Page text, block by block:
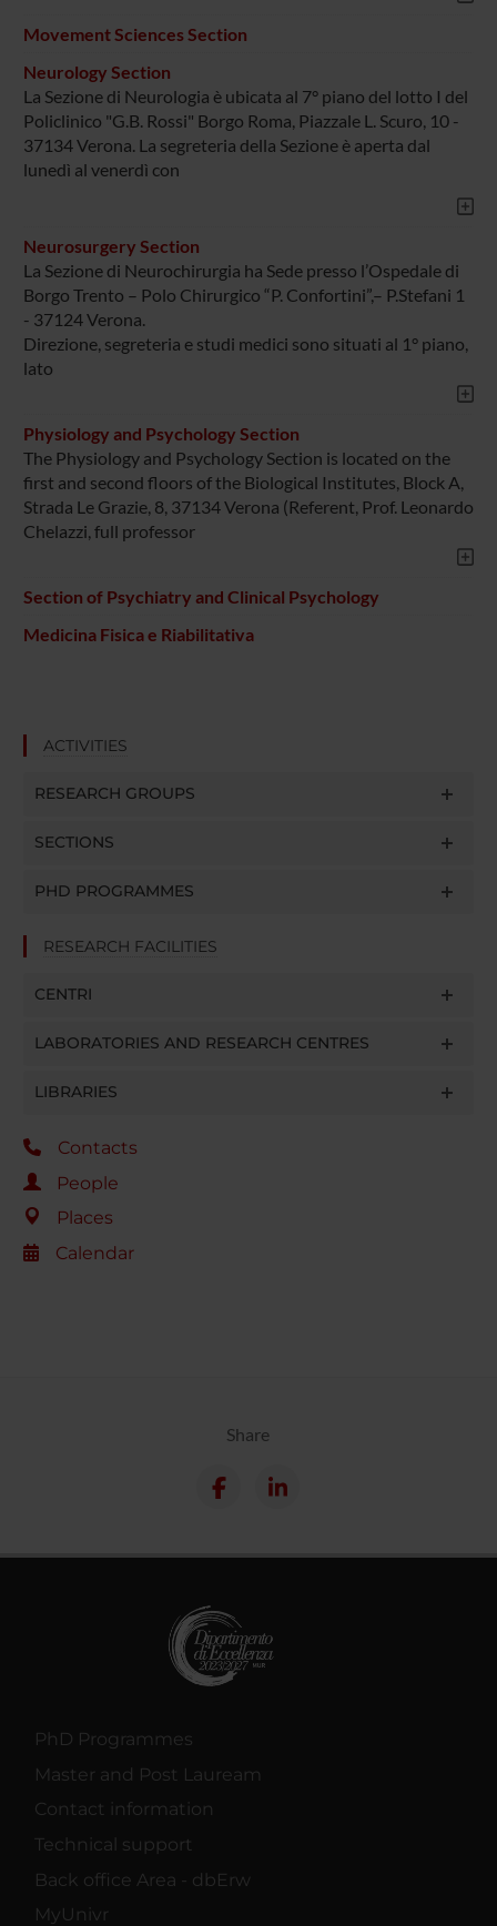
Movement Sciences Section
Neurology Section
La Sezione di Neurologia è ubicata al 7° piano del lotto I del
Policlinico "G.B. Rossi" Borgo Roma, Piazzale L. Scuro, 10 -
37134 Verona. La segreteria della Sezione è aperta dal
lunedì al venerdì con
Neurosurgery Section
La Sezione di Neurochirurgia ha Sede presso l’Ospedale di
Borgo Trento – Polo Chirurgico “P. Confortini”,– P.Stefani 1
- 37124 Verona.
Direzione, segreteria e studi medici sono situati al 1° piano,
lato
Physiology and Psychology Section
The Physiology and Psychology Section is located on the
first and second floors of the Biological Institutes, Block A,
Strada Le Grazie, 8, 37134 Verona (Referent, Prof. Leonardo
Chelazzi, full professor
Section of Psychiatry and Clinical Psychology
Medicina Fisica e Riabilitativa
ACTIVITIES
RESEARCH GROUPS
SECTIONS
PHD PROGRAMMES
RESEARCH FACILITIES
CENTRI
LABORATORIES AND RESEARCH CENTRES
LIBRARIES
Contacts
People
Places
Calendar
Share
PhD Programmes
Master and Post Lauream
Contact information
Technical support
Back office Area - dbErw
MyUnivr